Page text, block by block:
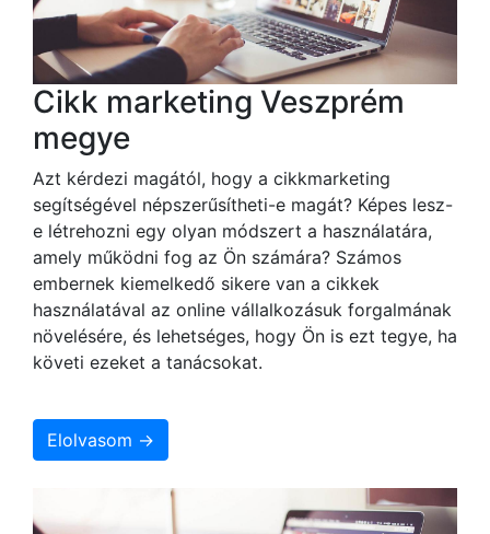
Cikk marketing Veszprém
megye
Azt kérdezi magától, hogy a cikkmarketing
segítségével népszerűsítheti-e magát? Képes lesz-
e létrehozni egy olyan módszert a használatára,
amely működni fog az Ön számára? Számos
embernek kiemelkedő sikere van a cikkek
használatával az online vállalkozásuk forgalmának
növelésére, és lehetséges, hogy Ön is ezt tegye, ha
követi ezeket a tanácsokat.
Elolvasom →